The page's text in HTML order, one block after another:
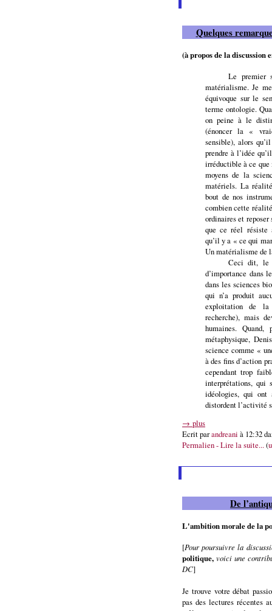
Quelques
(à propos de la discussion
Le premier
matérialisme. Je
équivoque sur le
terme ontologie.
on peine à le
(énoncer la «
sensible), alors
prendre à l’idée
irréductible à ce que
moyens de la
matériels. La
bout de nos
combien cette
ordinaires et reposer
que ce réel résiste
qu’il y a « ce qui
Un matérialisme de
Ceci dit, le
d’importance dans
dans les sciences
qui n’a produit
exploitation de
recherche), mais
humaines.
métaphysique,
science comme «
à des fins d’action
cependant trop
interprétations, qui
idéologies, qui ont
distordent l’activité
→ plus
Ecrit parandreani à 12:32
Permalien - Lire la suite...(
De
L'ambition morale de la
[Pour poursuivre la
politique, voici une
DC]
Je trouve votre débat
pas des lectures récentes